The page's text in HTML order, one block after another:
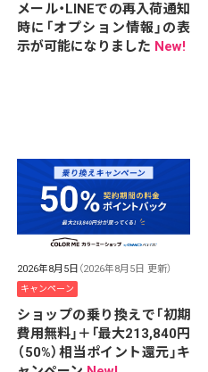
メール・LINEでの再入荷通知
時に「オプション情報」の表
示が可能になりました New!
2026年8月5日 （2026年8月5日 更新）
キャンペーン
ショップの乗り換えで「初期
費用無料」＋「最大213,840円
（50%）相当ポイント還元」キ